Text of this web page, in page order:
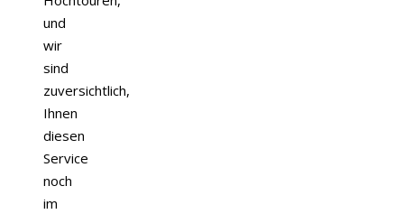
und
wir
sind
zuversichtlich,
Ihnen
diesen
Service
noch
im